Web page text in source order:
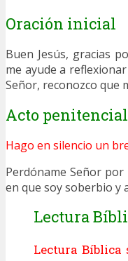
Oración inicial
Buen Jesús, gracias
me ayude a
Señor, reconozco que
Acto penitencial
Hago en silencio un
Perdóname Señor por
en que soy soberbio y
Lectura
Lectura Bíblica